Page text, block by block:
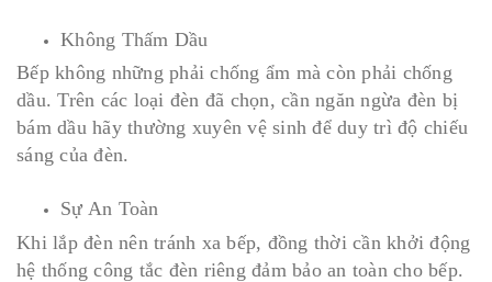
Không Thấm Dầu
Bếp không những phải chống ẩm mà còn phải chống
dầu. Trên các loại đèn đã chọn, cần ngăn ngừa đèn bị
bám dầu hãy thường xuyên vệ sinh để duy trì độ chiếu
sáng của đèn.
Sự An Toàn
Khi lắp đèn nên tránh xa bếp, đồng thời cần khởi động
hệ thống công tắc đèn riêng đảm bảo an toàn cho bếp.